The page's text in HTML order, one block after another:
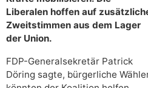
Liberalen hoffen auf
Zweitstimmen aus dem Lager
der Union.
FDP-Generalsekretär Patrick
Döring sagte, bürgerliche